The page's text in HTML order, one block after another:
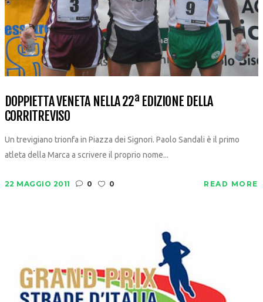
DOPPIETTA VENETA NELLA 22ª EDIZIONE DELLA
CORRITREVISO
Un trevigiano trionfa in Piazza dei Signori. Paolo Sandali è il primo
atleta della Marca a scrivere il proprio nome...
22 MAGGIO 2011 0 0 READ MORE